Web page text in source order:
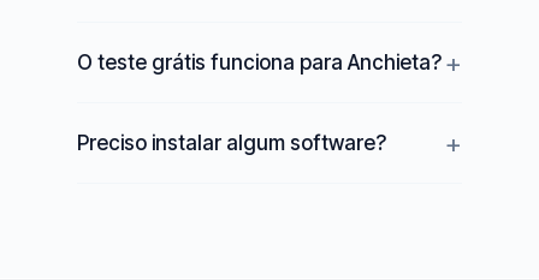
O teste grátis funciona para Anchieta?
Preciso instalar algum software?